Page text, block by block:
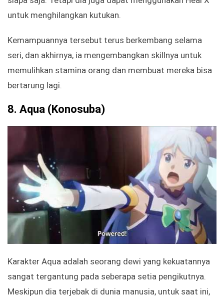
untuk menghilangkan kutukan.
Kemampuannya tersebut terus berkembang selama
seri, dan akhirnya, ia mengembangkan skillnya untuk
memulihkan stamina orang dan membuat mereka bisa
bertarung lagi.
8. Aqua (Konosuba)
Karakter Aqua adalah seorang dewi yang kekuatannya
sangat tergantung pada seberapa setia pengikutnya.
Meskipun dia terjebak di dunia manusia, untuk saat ini,